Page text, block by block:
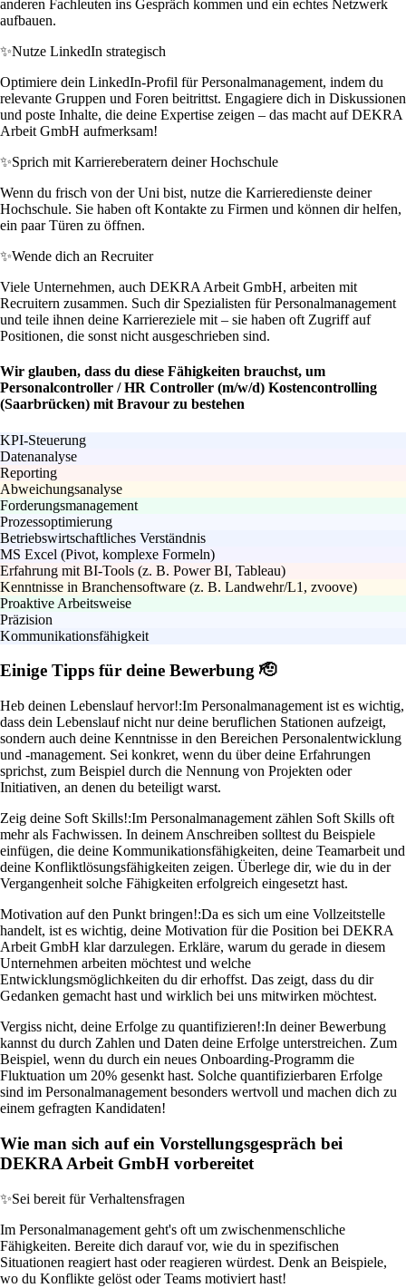
anderen Fachleuten ins Gespräch kommen und ein echtes Netzwerk
aufbauen.
✨Nutze LinkedIn strategisch
Optimiere dein LinkedIn-Profil für Personalmanagement, indem du
relevante Gruppen und Foren beitrittst. Engagiere dich in Diskussionen
und poste Inhalte, die deine Expertise zeigen – das macht auf DEKRA
Arbeit GmbH aufmerksam!
✨Sprich mit Karriereberatern deiner Hochschule
Wenn du frisch von der Uni bist, nutze die Karrieredienste deiner
Hochschule. Sie haben oft Kontakte zu Firmen und können dir helfen,
ein paar Türen zu öffnen.
✨Wende dich an Recruiter
Viele Unternehmen, auch DEKRA Arbeit GmbH, arbeiten mit
Recruitern zusammen. Such dir Spezialisten für Personalmanagement
und teile ihnen deine Karriereziele mit – sie haben oft Zugriff auf
Positionen, die sonst nicht ausgeschrieben sind.
Wir glauben, dass du diese Fähigkeiten brauchst, um
Personalcontroller / HR Controller (m/w/d) Kostencontrolling
(Saarbrücken) mit Bravour zu bestehen
KPI-Steuerung
Datenanalyse
Reporting
Abweichungsanalyse
Forderungsmanagement
Prozessoptimierung
Betriebswirtschaftliches Verständnis
MS Excel (Pivot, komplexe Formeln)
Erfahrung mit BI-Tools (z. B. Power BI, Tableau)
Kenntnisse in Branchensoftware (z. B. Landwehr/L1, zvoove)
Proaktive Arbeitsweise
Präzision
Kommunikationsfähigkeit
Einige Tipps für deine Bewerbung 🫡
Heb deinen Lebenslauf hervor!:Im Personalmanagement ist es wichtig,
dass dein Lebenslauf nicht nur deine beruflichen Stationen aufzeigt,
sondern auch deine Kenntnisse in den Bereichen Personalentwicklung
und -management. Sei konkret, wenn du über deine Erfahrungen
sprichst, zum Beispiel durch die Nennung von Projekten oder
Initiativen, an denen du beteiligt warst.
Zeig deine Soft Skills!:Im Personalmanagement zählen Soft Skills oft
mehr als Fachwissen. In deinem Anschreiben solltest du Beispiele
einfügen, die deine Kommunikationsfähigkeiten, deine Teamarbeit und
deine Konfliktlösungsfähigkeiten zeigen. Überlege dir, wie du in der
Vergangenheit solche Fähigkeiten erfolgreich eingesetzt hast.
Motivation auf den Punkt bringen!:Da es sich um eine Vollzeitstelle
handelt, ist es wichtig, deine Motivation für die Position bei DEKRA
Arbeit GmbH klar darzulegen. Erkläre, warum du gerade in diesem
Unternehmen arbeiten möchtest und welche
Entwicklungsmöglichkeiten du dir erhoffst. Das zeigt, dass du dir
Gedanken gemacht hast und wirklich bei uns mitwirken möchtest.
Vergiss nicht, deine Erfolge zu quantifizieren!:In deiner Bewerbung
kannst du durch Zahlen und Daten deine Erfolge unterstreichen. Zum
Beispiel, wenn du durch ein neues Onboarding-Programm die
Fluktuation um 20% gesenkt hast. Solche quantifizierbaren Erfolge
sind im Personalmanagement besonders wertvoll und machen dich zu
einem gefragten Kandidaten!
Wie man sich auf ein Vorstellungsgespräch bei
DEKRA Arbeit GmbH vorbereitet
✨Sei bereit für Verhaltensfragen
Im Personalmanagement geht's oft um zwischenmenschliche
Fähigkeiten. Bereite dich darauf vor, wie du in spezifischen
Situationen reagiert hast oder reagieren würdest. Denk an Beispiele,
wo du Konflikte gelöst oder Teams motiviert hast!